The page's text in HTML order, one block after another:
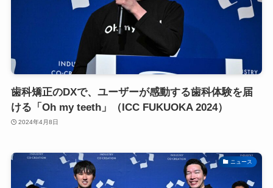
歯科矯正のDXで、ユーザーが感動する歯科体験を届
ける「Oh my teeth」（ICC FUKUOKA 2024）
2024年4月8日
ニュース